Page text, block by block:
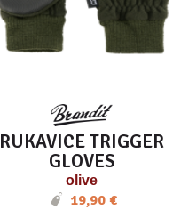
RUKAVICE TRIGGER
GLOVES
olive
19,90 €